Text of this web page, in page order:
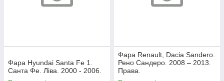
Фара Hyundai Santa Fe 1.
Санта Фе. Ліва. 2000 - 2006.
Фара Renault, Dacia Sandero.
Рено Сандеро. 2008 – 2013.
Права.